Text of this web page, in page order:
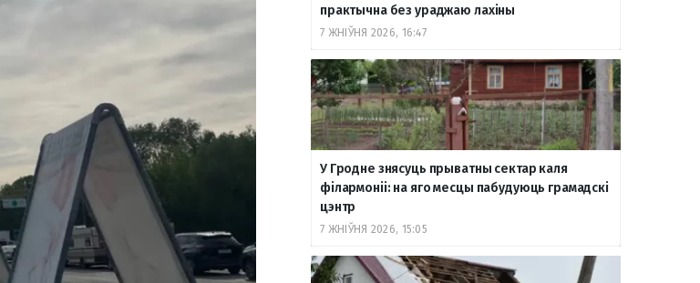
практычна без ураджаю лахіны
7 ЖНІЎНЯ 2026, 16:47
У Гродне знясуць прыватны сектар каля
філармоніі: на яго месцы пабудуюць грамадскі
цэнтр
7 ЖНІЎНЯ 2026, 15:05